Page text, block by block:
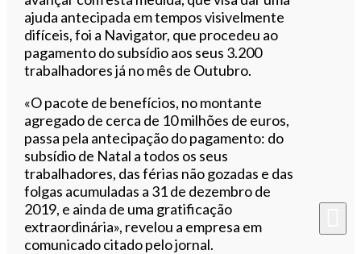
ajuda antecipada em tempos visivelmente
difíceis, foi a Navigator, que procedeu ao
pagamento do subsídio aos seus 3.200
trabalhadores já no mês de Outubro.
«O pacote de benefícios, no montante
agregado de cerca de 10 milhões de euros,
passa pela antecipação do pagamento: do
subsídio de Natal a todos os seus
trabalhadores, das férias não gozadas e das
folgas acumuladas a 31 de dezembro de
2019, e ainda de uma gratificação
extraordinária», revelou a empresa em
comunicado citado pelo jornal.